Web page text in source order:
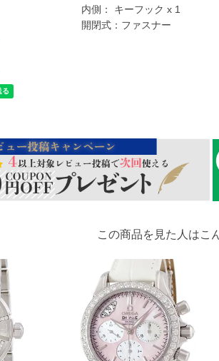
内側： キーフック x 1
開閉式：ファスナー
この商品を見た人はこ